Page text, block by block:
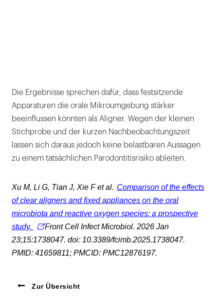
Die Ergebnisse sprechen dafür, dass festsitzende
Apparaturen die orale Mikroumgebung stärker
beeinflussen könnten als Aligner. Wegen der kleinen
Stichprobe und der kurzen Nachbeobachtungszeit
lassen sich daraus jedoch keine belastbaren Aussagen
zu einem tatsächlichen Parodontitisrisiko ableiten.
Xu M, Li G, Tian J, Xie F et al. Comparison of the effects
of clear aligners and fixed appliances on the oral
microbiota and reactive oxygen species: a prospective
study.
Front Cell Infect Microbiol. 2026 Jan
23;15:1738047. doi: 10.3389/fcimb.2025.1738047.
PMID: 41659811; PMCID: PMC12876197.
Zur Übersicht